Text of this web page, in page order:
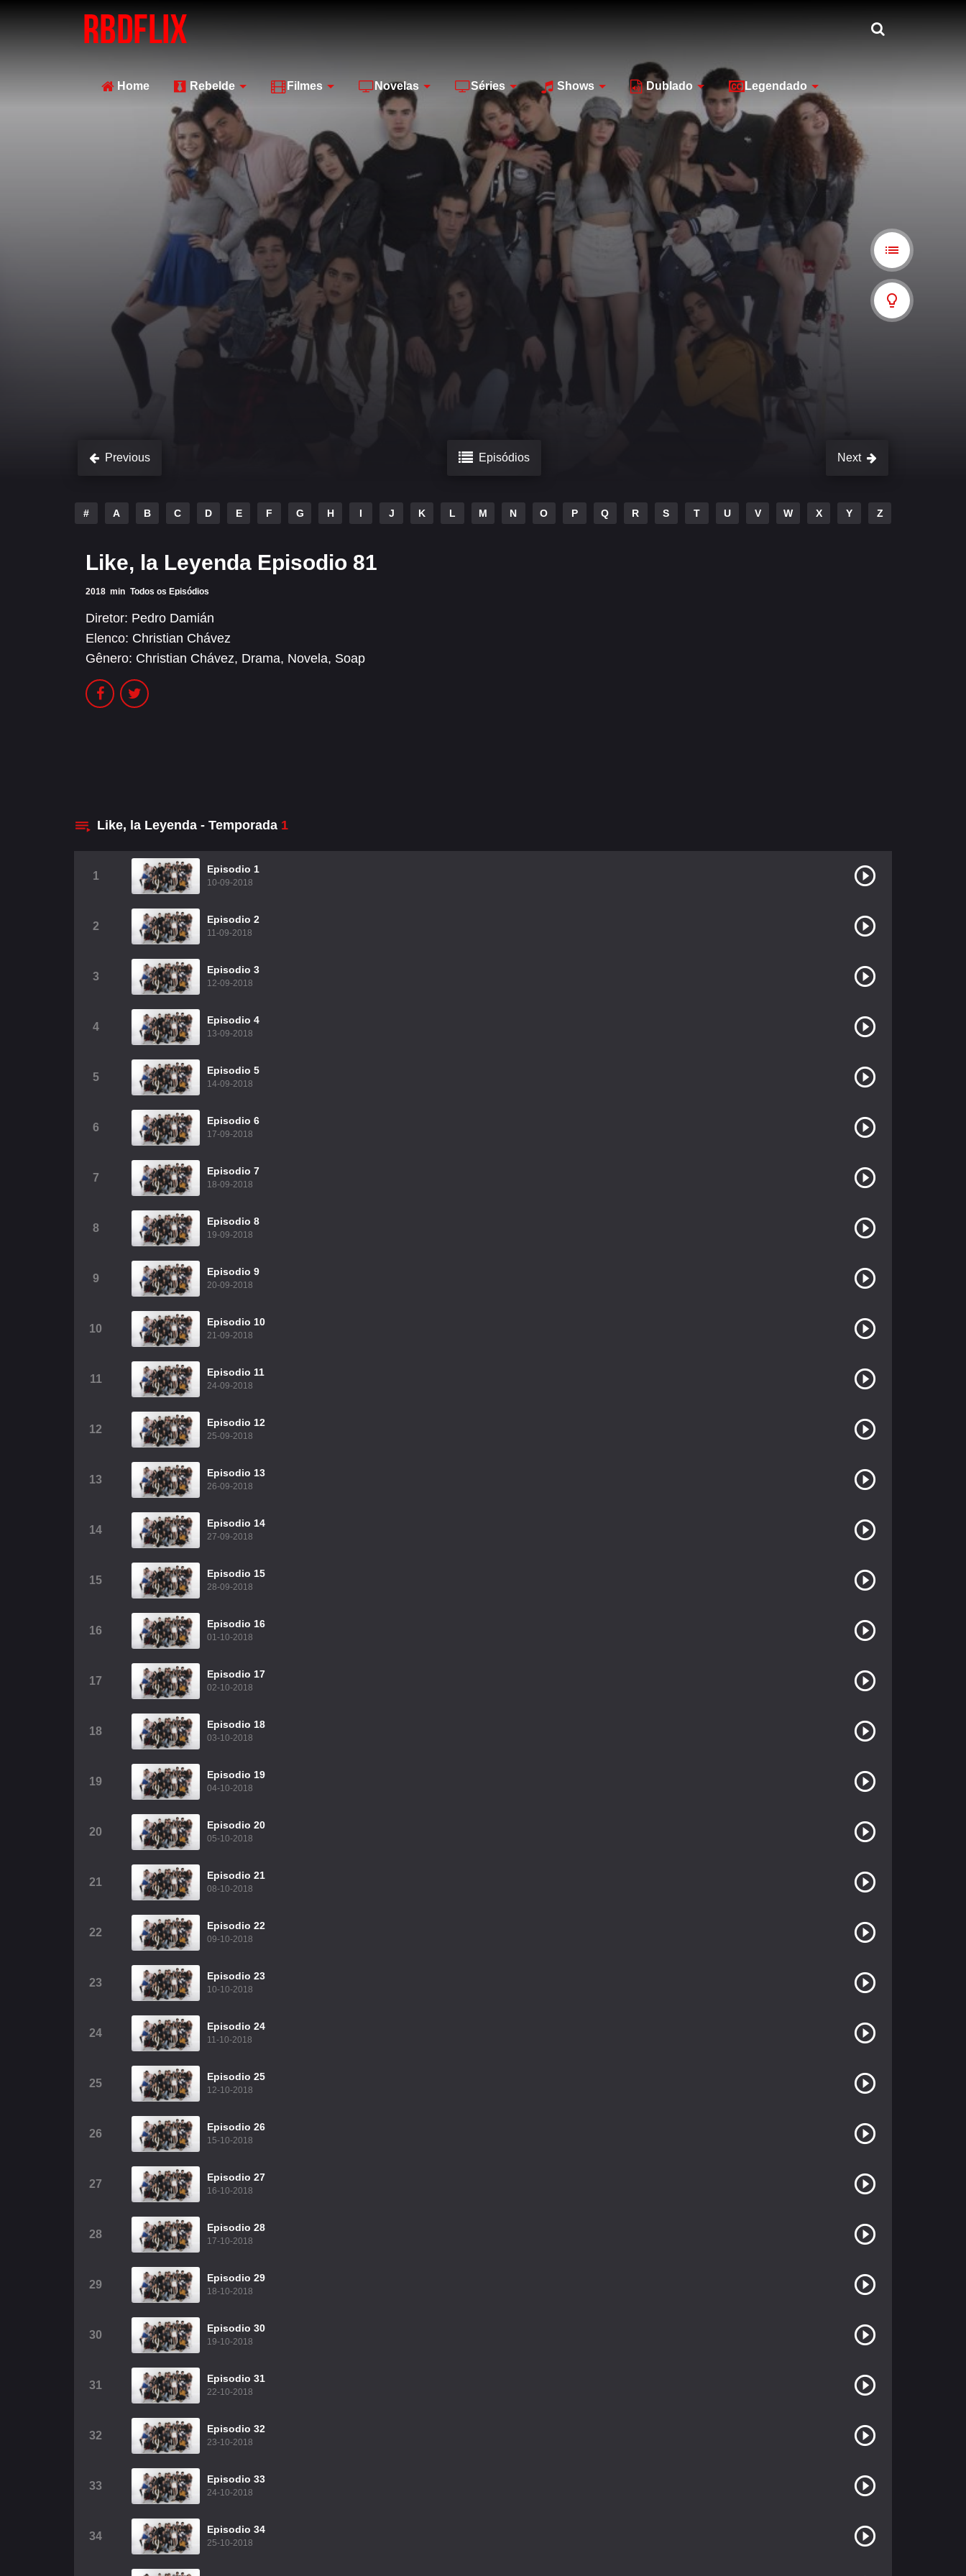
Home Rebelde Filmes Novelas Séries Shows Dublado Legendado
Previous Episódios Next
# A B C D E F G H I J K L M N O P Q R S T U V W X Y Z
Like, la Leyenda Episodio 81
2018 min Todos os Episódios
Diretor: Pedro Damián
Elenco: Christian Chávez
Gênero: Christian Chávez, Drama, Novela, Soap
Like, la Leyenda - Temporada 1
1
Episodio 1
10-09-2018
2
Episodio 2
11-09-2018
3
Episodio 3
12-09-2018
4
Episodio 4
13-09-2018
5
Episodio 5
14-09-2018
6
Episodio 6
17-09-2018
7
Episodio 7
18-09-2018
8
Episodio 8
19-09-2018
9
Episodio 9
20-09-2018
10
Episodio 10
21-09-2018
11
Episodio 11
24-09-2018
12
Episodio 12
25-09-2018
13
Episodio 13
26-09-2018
14
Episodio 14
27-09-2018
15
Episodio 15
28-09-2018
16
Episodio 16
01-10-2018
17
Episodio 17
02-10-2018
18
Episodio 18
03-10-2018
19
Episodio 19
04-10-2018
20
Episodio 20
05-10-2018
21
Episodio 21
08-10-2018
22
Episodio 22
09-10-2018
23
Episodio 23
10-10-2018
24
Episodio 24
11-10-2018
25
Episodio 25
12-10-2018
26
Episodio 26
15-10-2018
27
Episodio 27
16-10-2018
28
Episodio 28
17-10-2018
29
Episodio 29
18-10-2018
30
Episodio 30
19-10-2018
31
Episodio 31
22-10-2018
32
Episodio 32
23-10-2018
33
Episodio 33
24-10-2018
34
Episodio 34
25-10-2018